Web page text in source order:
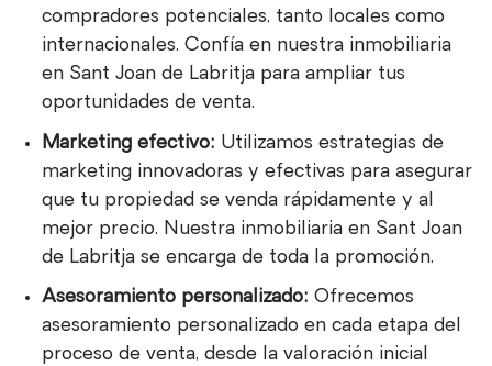
compradores potenciales, tanto locales como
internacionales. Confía en nuestra inmobiliaria
en Sant Joan de Labritja para ampliar tus
oportunidades de venta.
Marketing efectivo: Utilizamos estrategias de
marketing innovadoras y efectivas para asegurar
que tu propiedad se venda rápidamente y al
mejor precio. Nuestra inmobiliaria en Sant Joan
de Labritja se encarga de toda la promoción.
Asesoramiento personalizado: Ofrecemos
asesoramiento personalizado en cada etapa del
proceso de venta, desde la valoración inicial